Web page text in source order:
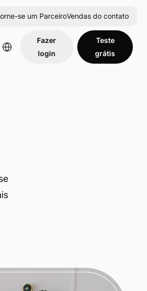
se um ParceiroVendas do contato
Fazer
login
Teste
grátis